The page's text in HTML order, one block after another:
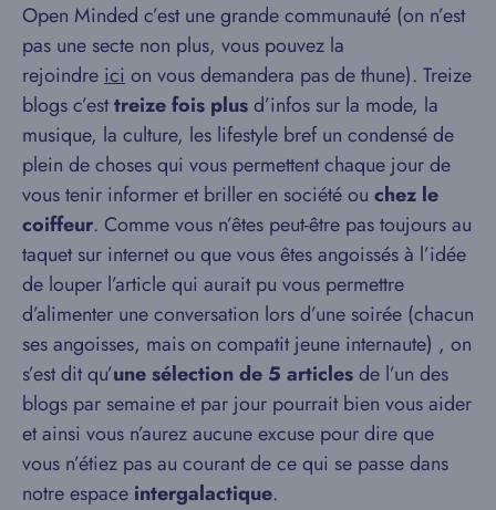
Open Minded c’est une grande communauté (on n’est
pas une secte non plus, vous pouvez la
rejoindreicion vous demandera pas de thune). Treize
blogs c’esttreize fois plusd’infos sur la mode, la
musique, la culture, les lifestyle bref un condensé de
plein de choses qui vous permettent chaque jour de
vous tenir informer et briller en société ou chez le
coiffeur. Comme vous n’êtes peut-être pas toujours au
taquet sur internet ou que vous êtes angoissés à l’idée
de louper l’article qui aurait pu vous permettre
d’alimenter une conversation lors d’une soirée (chacun
ses angoisses, mais on compatit jeune internaute) , on
s’est dit qu’une sélection de 5 articlesde l’un des
blogs par semaine et par jour pourrait bien vous aider
et ainsi vous n’aurez aucune excuse pour dire que
vous n’étiez pas au courant de ce qui se passe dans
notre espace intergalactique.